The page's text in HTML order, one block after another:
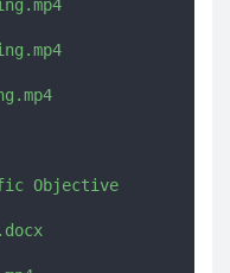
Objective